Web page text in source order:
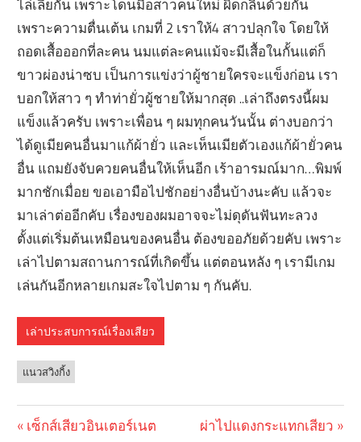
ไล่เลี่ยกัน เพราะโดนมือสาวคนใหม่ ผิดกลิ่นด้วยกัน
เพราะความตื่นเต้น เกมที่ 2 เราให้4 สาวปลุกใจ โดยให้
ถอดเสื้อออกที่ละคน นมแต่ละคนแม้จะมีเสื้อในกั้นแต่ก็
ขาวผ่องน่าซบ เป็นการแข่งว่าผู้ชายใครจะแข็งก่อน เรา
บอกให้สาว ๆ ทำท่ายั่วผู้ชายให้มากสุด ..เล่าถึงตรงนี้ผม
แข็งแล้วครับ เพราะเพื่อน ๆ ผมทุกคนวันนั้น ต่างบอกว่า
ได้ดูเมียคนอื่นมาแก้ผ้ายั่ว และเห็นเมียตัวเองแก้ผ้ายั่วคน
อื่น แถมยังจับควยคนอื่นให้เห็นอีก เร้าอารมณ์มาก…พิมพ์
มากชักเมื่อย ขอเอามือไปชักอย่างอื่นบ้างนะคับ แล้วจะ
มาเล่าต่ออีกคับ เรื่องของผมอาจจะไม่ดุดันฟันทะลวง
ตั้งแต่เริ่มต้นเหมือนของคนอื่น ต้องขออภัยด้วยคับ เพราะ
เล่าไปตามสถานการณ์ที่เกิดขึ้น แต่ตอนหลัง ๆ เรามีเกม
เล่นกันอีกหลายเกมสะใจไปตาม ๆ กันคับ.
เล่าประสบการณ์เรื่องเสียว
แนวสวิงกิ้ง
Previous
เซ็กส์เสียวอินเตอร์เนต
Next
ผ่าไปแดงกระแทกเสียว